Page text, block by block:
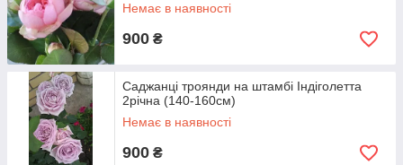
Немає в наявності
900 ₴
Саджанці троянди на штамбі Індіголетта
2річна (140-160см)
Немає в наявності
900 ₴